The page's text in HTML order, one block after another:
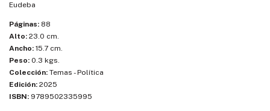
Eudeba
Páginas: 88
Alto: 23.0 cm.
Ancho: 15.7 cm.
Peso: 0.3 kgs.
Colección: Temas - Política
Edición: 2025
ISBN: 9789502335995